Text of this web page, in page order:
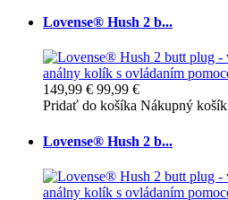
Lovense® Hush 2 b...
149,99 € 99,99 €
Pridať do košíka Nákupný košík
Lovense® Hush 2 b...